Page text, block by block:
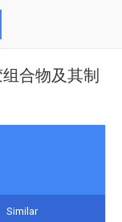
合物及其制
Similar